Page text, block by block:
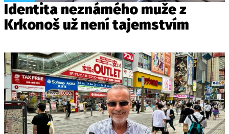
Identita neznámého muže z
Krkonoš už není tajemstvím